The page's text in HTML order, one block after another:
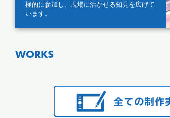
極的に参加し、現場に活かせる知見を広げて
います。
WORKS